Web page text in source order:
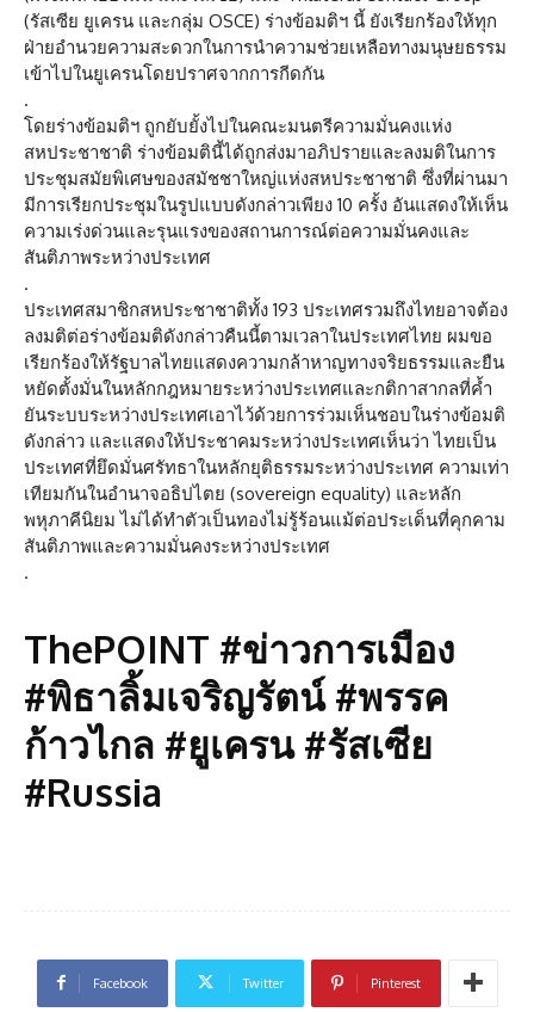
(รัสเซีย ยูเครน และกลุ่ม OSCE) ร่างข้อมติฯ นี้ ยังเรียกร้องให้ทุก
ฝ่ายอำนวยความสะดวกในการนำความช่วยเหลือทางมนุษยธรรม
เข้าไปในยูเครนโดยปราศจากการกีดกัน
.
โดยร่างข้อมติฯ ถูกยับยั้งไปในคณะมนตรีความมั่นคงแห่ง
สหประชาชาติ ร่างข้อมตินี้ได้ถูกส่งมาอภิปรายและลงมติในการ
ประชุมสมัยพิเศษของสมัชชาใหญ่แห่งสหประชาชาติ ซึ่งที่ผ่านมา
มีการเรียกประชุมในรูปแบบดังกล่าวเพียง 10 ครั้ง อันแสดงให้เห็น
ความเร่งด่วนและรุนแรงของสถานการณ์ต่อความมั่นคงและ
สันติภาพระหว่างประเทศ
.
ประเทศสมาชิกสหประชาชาติทั้ง 193 ประเทศรวมถึงไทยอาจต้อง
ลงมติต่อร่างข้อมติดังกล่าวคืนนี้ตามเวลาในประเทศไทย ผมขอ
เรียกร้องให้รัฐบาลไทยแสดงความกล้าหาญทางจริยธรรมและยืน
หยัดตั้งมั่นในหลักกฎหมายระหว่างประเทศและกติกาสากลที่ค้ำ
ยันระบบระหว่างประเทศเอาไว้ด้วยการร่วมเห็นชอบในร่างข้อมติ
ดังกล่าว และแสดงให้ประชาคมระหว่างประเทศเห็นว่า ไทยเป็น
ประเทศที่ยึดมั่นศรัทธาในหลักยุติธรรมระหว่างประเทศ ความเท่า
เทียมกันในอำนาจอธิปไตย (sovereign equality) และหลัก
พหุภาคีนิยม ไม่ได้ทำตัวเป็นทองไม่รู้ร้อนแม้ต่อประเด็นที่คุกคาม
สันติภาพและความมั่นคงระหว่างประเทศ
.
ThePOINT #ข่าวการเมือง
#พิธาลิ้มเจริญรัตน์ #พรรค
ก้าวไกล #ยูเครน #รัสเซีย
#Russia
Facebook Twitter Pinterest